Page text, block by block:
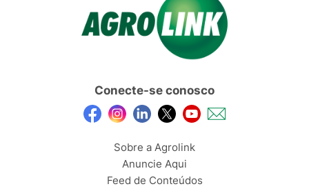
Conecte-se conosco
Sobre a Agrolink
Anuncie Aqui
Feed de Conteúdos